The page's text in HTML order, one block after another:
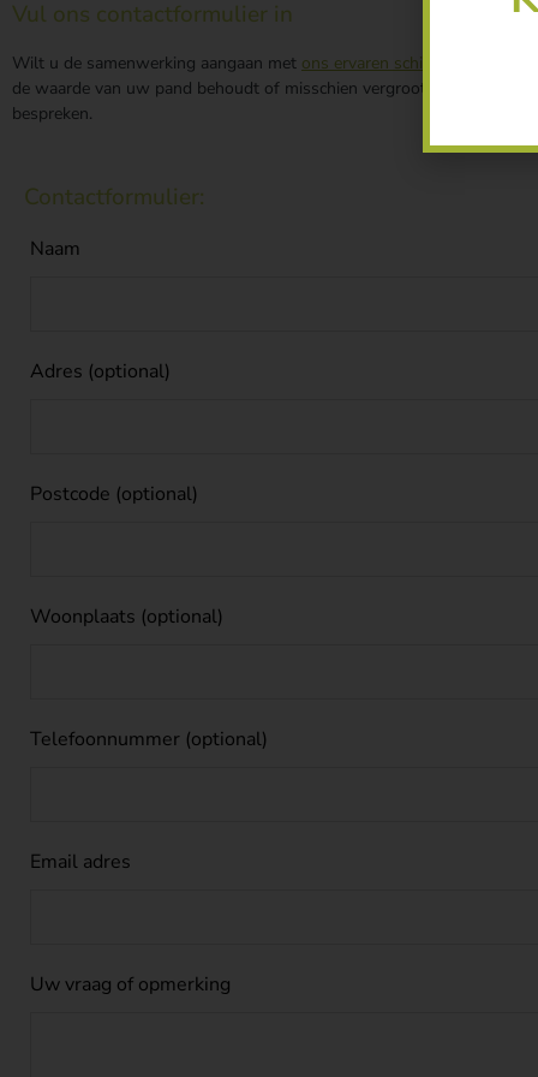
Vul ons contactformulier in
Wilt u de samenwerking aangaan met ons ervaren schildersbedrijf
de waarde van uw pand behoudt of misschien vergroot. Vul
bespreken.
Contactformulier:
Naam
Adres (optional)
Postcode (optional)
Woonplaats (optional)
Telefoonnummer (optional)
Email adres
Uw vraag of opmerking